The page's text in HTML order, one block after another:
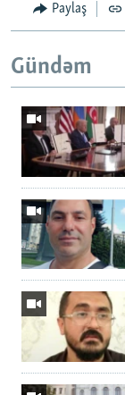
Paylaş
Gündəm